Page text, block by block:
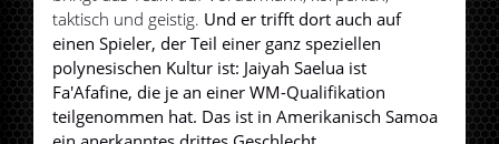
taktisch und geistig. Und er trifft dort auch auf
einen Spieler, der Teil einer ganz speziellen
polynesischen Kultur ist: Jaiyah Saelua ist
Fa'Afafine, die je an einer WM-Qualifikation
teilgenommen hat. Das ist in Amerikanisch Samoa